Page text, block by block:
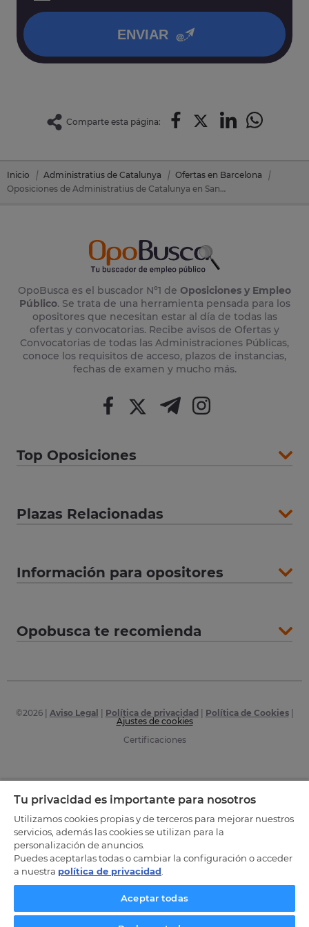
ENVIAR
Comparte esta página:
Inicio Administratius de Catalunya
Ofertas en Barcelona
Oposiciones de Administratius de Catalunya en Santa Eulalia De Ronçana (Barcelona)
OpoBusca es el buscador Nº1 de Oposiciones y Empleo
Público. Se trata de una herramienta pensada para los
opositores que necesitan estar al día de todas las
ofertas y convocatorias. Recibe avisos de Ofertas y
Convocatorias de todas las Administraciones Públicas,
conoce los requisitos de acceso, plazos de instancias,
fechas de examen y mucho más.
Top Oposiciones
Plazas Relacionadas
Información para opositores
Opobusca te recomienda
©2026| Aviso Legal Política de privacidad Política de Cookies|
Ajustes de cookies
Certificaciones
Tu privacidad es importante para nosotros
Utilizamos cookies propias y de terceros para mejorar nuestros
servicios, además las cookies se utilizan para la
personalización de anuncios.
Puedes aceptarlas todas o cambiar la configuración o acceder
a nuestra política de privacidad
Aceptar todas